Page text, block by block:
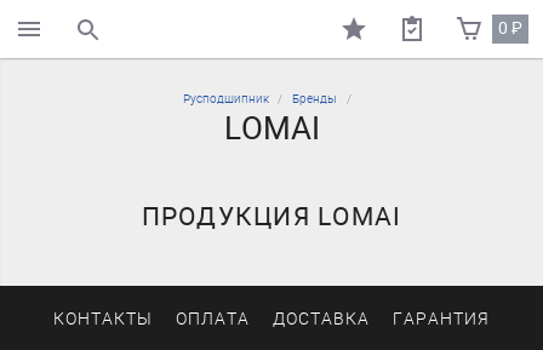
поиск по каталогу 0₽
Русподшипник Бренды
LOMAI
ПРОДУКЦИЯ LOMAI
КОНТАКТЫ ОПЛАТА ДОСТАВКА ГАРАНТИЯ